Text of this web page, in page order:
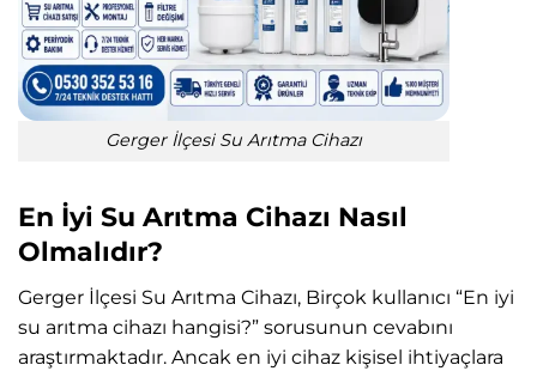
Gerger İlçesi Su Arıtma Cihazı
En İyi Su Arıtma Cihazı Nasıl
Olmalıdır?
Gerger İlçesi Su Arıtma Cihazı, Birçok kullanıcı “En iyi
su arıtma cihazı hangisi?” sorusunun cevabını
araştırmaktadır. Ancak en iyi cihaz kişisel ihtiyaçlara